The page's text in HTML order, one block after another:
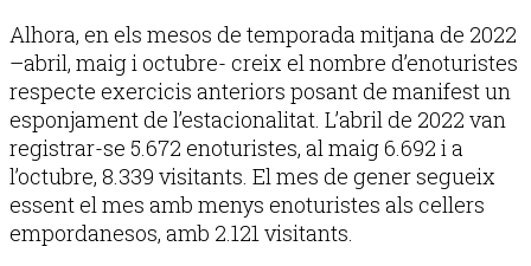
Alhora, en els mesos de temporada mitjana de 2022
–abril, maig i octubre- creix el nombre d’enoturistes
respecte exercicis anteriors posant de manifest un
esponjament de l’estacionalitat. L’abril de 2022 van
registrar-se 5.672 enoturistes, al maig 6.692 i a
l’octubre, 8.339 visitants. El mes de gener segueix
essent el mes amb menys enoturistes als cellers
empordanesos, amb 2.121 visitants.